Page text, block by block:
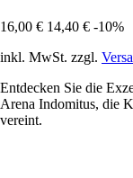
16,00 € 14,40 € -10%
inkl. MwSt. zzgl.
Entdecken Sie die
Arena Indomitus, die
vereint.